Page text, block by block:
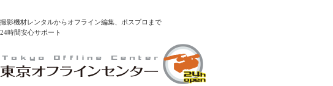
撮影機材レンタルからオフライン編集、ポスプロまで
24時間安心サポート